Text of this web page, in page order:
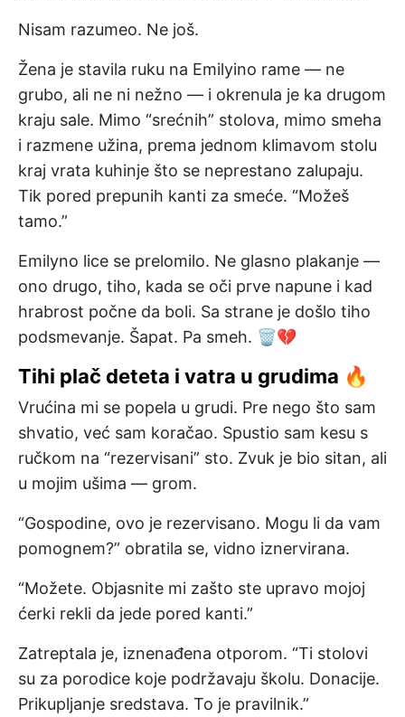
Nisam razumeo. Ne još.
Žena je stavila ruku na Emilyino rame — ne
grubo, ali ne ni nežno — i okrenula je ka drugom
kraju sale. Mimo “srećnih” stolova, mimo smeha
i razmene užina, prema jednom klimavom stolu
kraj vrata kuhinje što se neprestano zalupaju.
Tik pored prepunih kanti za smeće. “Možeš
tamo.”
Emilyno lice se prelomilo. Ne glasno plakanje —
ono drugo, tiho, kada se oči prve napune i kad
hrabrost počne da boli. Sa strane je došlo tiho
podsmevanje. Šapat. Pa smeh. 🗑️💔
Tihi plač deteta i vatra u grudima 🔥
Vrućina mi se popela u grudi. Pre nego što sam
shvatio, već sam koračao. Spustio sam kesu s
ručkom na “rezervisani” sto. Zvuk je bio sitan, ali
u mojim ušima — grom.
“Gospodine, ovo je rezervisano. Mogu li da vam
pomognem?” obratila se, vidno iznervirana.
“Možete. Objasnite mi zašto ste upravo mojoj
ćerki rekli da jede pored kanti.”
Zatreptala je, iznenađena otporom. “Ti stolovi
su za porodice koje podržavaju školu. Donacije.
Prikupljanje sredstava. To je pravilnik.”